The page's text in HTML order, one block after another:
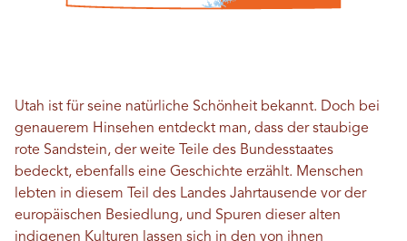
Utah ist für seine natürliche Schönheit bekannt. Doch bei
genauerem Hinsehen entdeckt man, dass der staubige
rote Sandstein, der weite Teile des Bundesstaates
bedeckt, ebenfalls eine Geschichte erzählt. Menschen
lebten in diesem Teil des Landes Jahrtausende vor der
europäischen Besiedlung, und Spuren dieser alten
indigenen Kulturen lassen sich in den von ihnen